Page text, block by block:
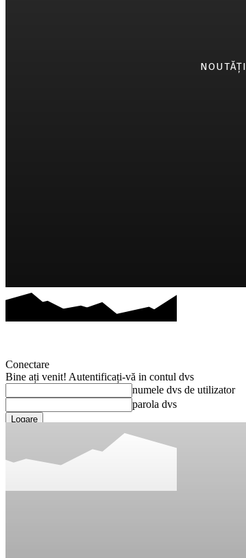
NOUTĂȚI
Conectare
Bine ați venit! Autentificați-vă in contul dvs
numele dvs de utilizator
parola dvs
Ați uitat parola? obține ajutor
Recuperați-vă parola